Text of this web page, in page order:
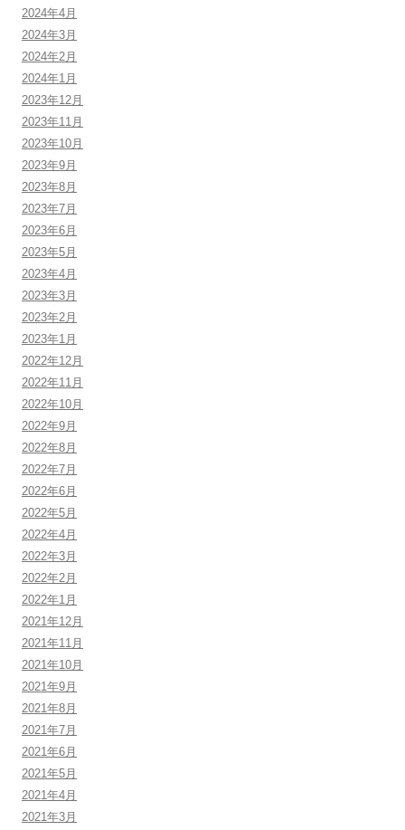
2024年4月
2024年3月
2024年2月
2024年1月
2023年12月
2023年11月
2023年10月
2023年9月
2023年8月
2023年7月
2023年6月
2023年5月
2023年4月
2023年3月
2023年2月
2023年1月
2022年12月
2022年11月
2022年10月
2022年9月
2022年8月
2022年7月
2022年6月
2022年5月
2022年4月
2022年3月
2022年2月
2022年1月
2021年12月
2021年11月
2021年10月
2021年9月
2021年8月
2021年7月
2021年6月
2021年5月
2021年4月
2021年3月